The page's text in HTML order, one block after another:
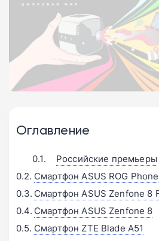
Оглавление
Российские премьеры
Смартфон ASUS ROG
Смартфон ASUS Zenfone 8
Смартфон ASUS Zenfone 8
Смартфон ZTE Blade A51